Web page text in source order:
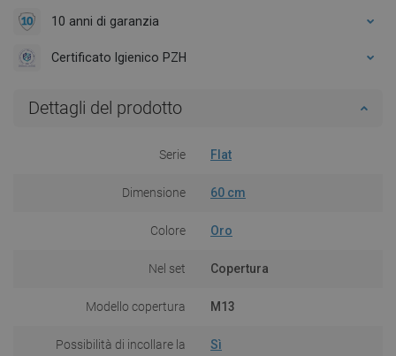
10 anni di garanzia
Certificato Igienico PZH
Dettagli del prodotto
Serie Flat
Dimensione 60 cm
Colore Oro
Nel set Copertura
Modello copertura M13
Possibilità di incollare la
Sì